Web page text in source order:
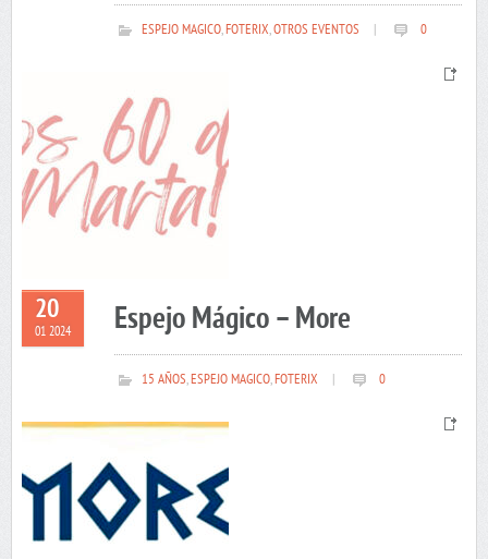
ESPEJO MAGICO,FOTERIX,OTROS EVENTOS 0
20
01 2024 Espejo Mágico – More
15 AÑOS,ESPEJO MAGICO,FOTERIX 0